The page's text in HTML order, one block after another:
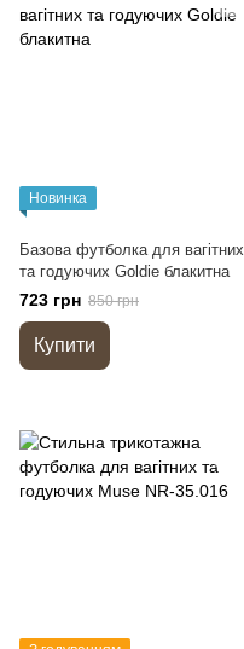
Новинка
Базова футболка для вагітних
та годуючих Goldie блакитна
723 грн 850 грн
Купити